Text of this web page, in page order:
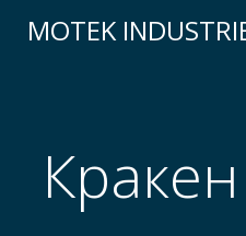
MOTEK